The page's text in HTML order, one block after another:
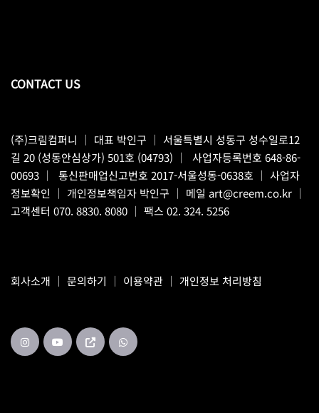
CONTACT US
(주)크림컴퍼니 ｜ 대표 박인구 ｜ 서울특별시 성동구 성수일로12
길 20 (성동안심상가) 501호 (04793) ｜ 사업자등록번호 648-86-
00693 ｜ 통신판매업신고번호 2017-서울성동-0638호 ｜ 사업자
정보확인 ｜ 개인정보책임자 박인구 ｜ 메일 art@creem.co.kr ｜
고객센터 070. 8830. 8080 ｜ 팩스 02. 324. 5256
회사소개 ｜ 문의하기 ｜ 이용약관 ｜ 개인정보 처리방침